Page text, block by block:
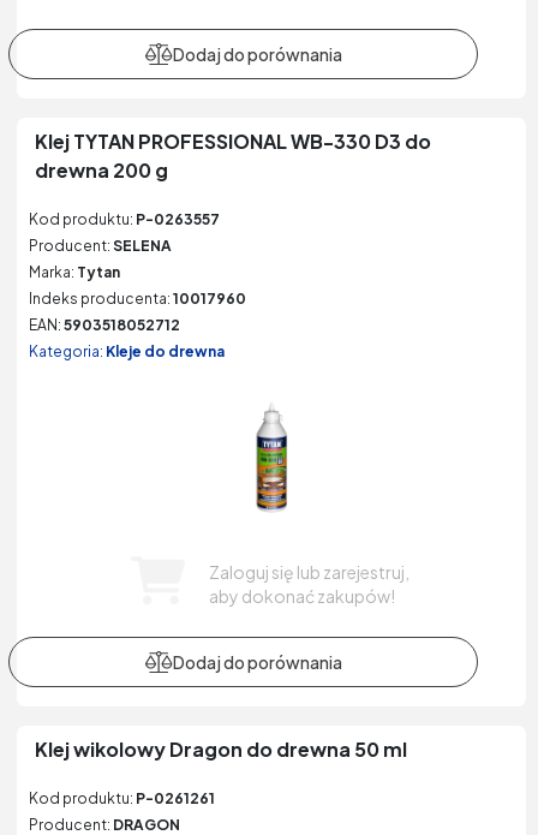
Klej TYTAN PROFESSIONAL WB-330 D3 do
drewna 200 g
Kod produktu: P-0263557
Producent: SELENA
Marka: Tytan
Indeks producenta: 10017960
EAN: 5903518052712
Kategoria: Kleje do drewna
Zaloguj się lub zarejestruj,
aby dokonać zakupów!
Klej wikolowy Dragon do drewna 50 ml
Kod produktu: P-0261261
Producent: DRAGON